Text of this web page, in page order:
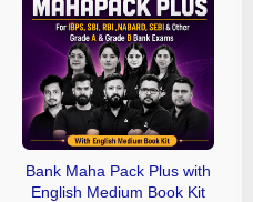
Bank Maha Pack Plus with
English Medium Book Kit